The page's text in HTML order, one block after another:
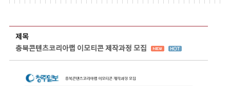
제목
충북콘텐츠코리아랩 이모티콘 제작과정 모집